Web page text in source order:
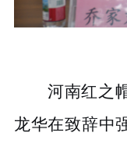
河南红之
龙华在致辞中